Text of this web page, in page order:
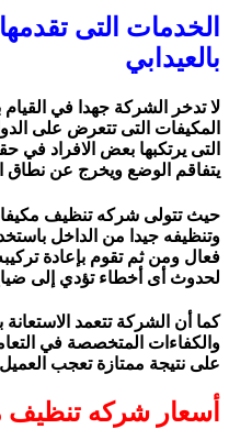
الخدمات التى
بالعيدابي
لا تدخر الشركة جهدا في
المكيفات التى تتعرض على
التى يرتكبها بعض الافراد في
يتفاقم الوضع ويخرج عن نطاق
حيث تتولى شركه تنظيف
وتنظيفه جيدا من الداخل
فعال ومن ثم تقوم بإعادة
لحدوث أى أخطاء تؤدي إلى
كما أن الشركة تتعمد
والكفاءات المتخصصة في
على نتيجة ممتازة تعجب
أسعار شركه تنظيف